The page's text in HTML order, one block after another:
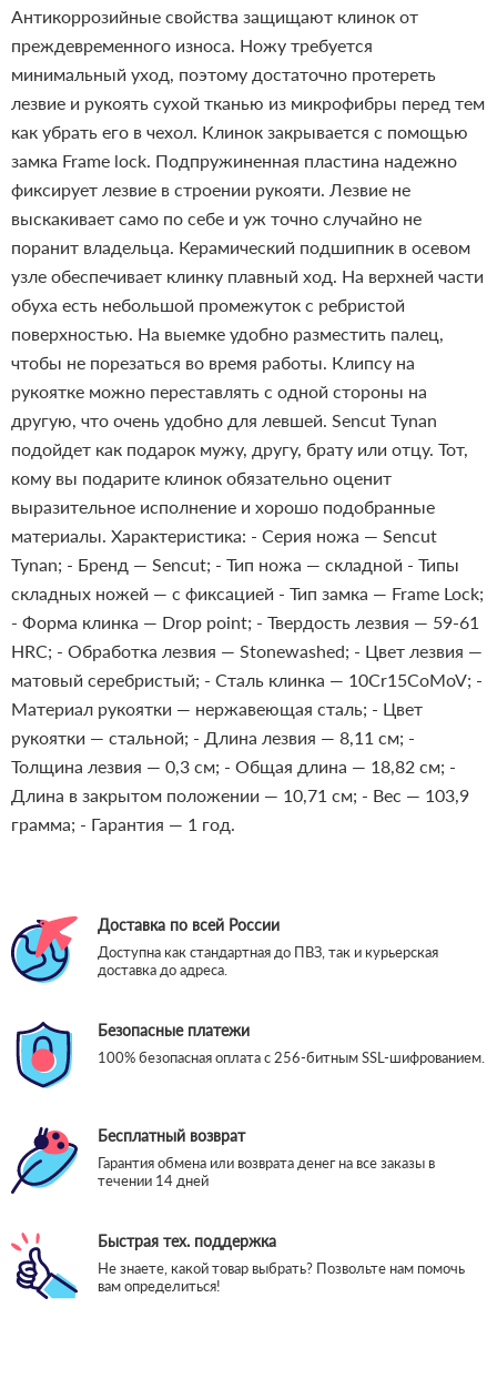
Антикоррозийные свойства защищают клинок от
преждевременного износа. Ножу требуется
минимальный уход, поэтому достаточно протереть
лезвие и рукоять сухой тканью из микрофибры перед тем
как убрать его в чехол. Клинок закрывается с помощью
замка Frame lock. Подпружиненная пластина надежно
фиксирует лезвие в строении рукояти. Лезвие не
выскакивает само по себе и уж точно случайно не
поранит владельца. Керамический подшипник в осевом
узле обеспечивает клинку плавный ход. На верхней части
обуха есть небольшой промежуток с ребристой
поверхностью. На выемке удобно разместить палец,
чтобы не порезаться во время работы. Клипсу на
рукоятке можно переставлять с одной стороны на
другую, что очень удобно для левшей. Sencut Tynan
подойдет как подарок мужу, другу, брату или отцу. Тот,
кому вы подарите клинок обязательно оценит
выразительное исполнение и хорошо подобранные
материалы. Характеристика: - Серия ножа — Sencut
Tynan; - Бренд — Sencut; - Тип ножа — складной - Типы
складных ножей — с фиксацией - Тип замка — Frame Lock;
- Форма клинка — Drop point; - Твердость лезвия — 59-61
HRC; - Обработка лезвия — Stonewashed; - Цвет лезвия —
матовый серебристый; - Сталь клинка — 10Cr15CoMoV; -
Материал рукоятки — нержавеющая сталь; - Цвет
рукоятки — стальной; - Длина лезвия — 8,11 см; -
Толщина лезвия — 0,3 см; - Общая длина — 18,82 см; -
Длина в закрытом положении — 10,71 см; - Вес — 103,9
грамма; - Гарантия — 1 год.
Доставка по всей России
Доступна как стандартная до ПВЗ, так и курьерская
доставка до адреса.
Безопасные платежи
100% безопасная оплата с 256-битным SSL-шифрованием.
Бесплатный возврат
Гарантия обмена или возврата денег на все заказы в
течении 14 дней
Быстрая тех. поддержка
Не знаете, какой товар выбрать? Позвольте нам помочь
вам определиться!